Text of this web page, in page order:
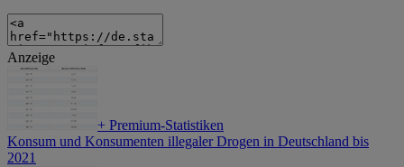
Anzeige
+ Premium-Statistiken
Konsum und Konsumenten illegaler Drogen in Deutschland bis
2021